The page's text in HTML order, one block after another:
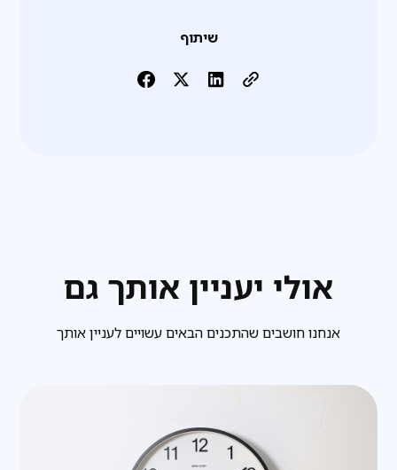
שיתוף
אולי יעניין אותך גם
אנחנו חושבים שהתכנים הבאים עשויים לעניין אותך